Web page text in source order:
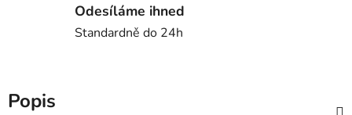
Odesíláme ihned
Standardně do 24h
Popis